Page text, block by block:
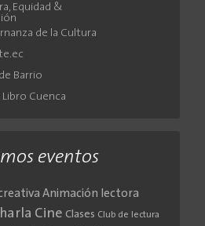
Equidad &
de la Cultura
Barrio
Libro Cuenca
eventos
Animación lectora
Cine Clases Club de lectura